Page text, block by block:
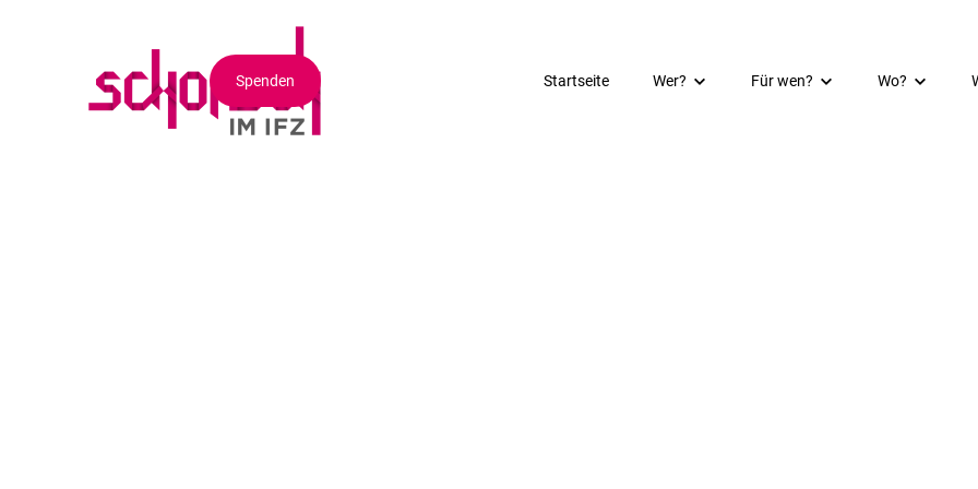
Spenden Startseite Wer? Für wen? Wo?